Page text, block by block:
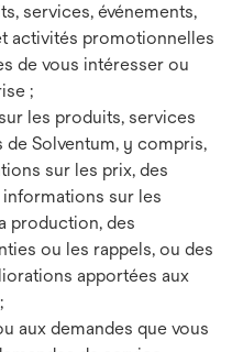
services, événements,
activités promotionnelles
de vous intéresser ou
;
les produits, services
Solventum, y compris,
sur les prix, des
sur les
production, des
ou les rappels, ou des
apportées aux
aux demandes que vous